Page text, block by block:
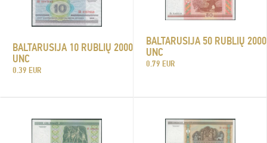
BALTARUSIJA 10 RUBLIŲ 2000
UNC
0.39 EUR
BALTARUSIJA 50 RUBLIŲ 2000
UNC
0.79 EUR